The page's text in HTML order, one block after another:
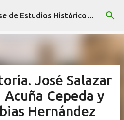
principal Sociedad Colimense de Estudios Históricos A. C.
José Salazar
Cepeda y
Hernández